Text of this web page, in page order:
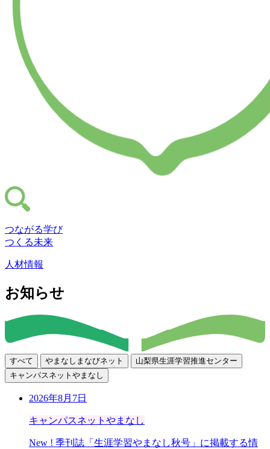
つながる学び
つくる未来
人材情報
お知らせ
すべて やまなしまなびネット
山梨県生涯学習推進センター
キャンパスネットやまなし
2026年8月7日
キャンパスネットやまなし
New ! 季刊誌「生涯学習やまなし秋号」に掲載する情